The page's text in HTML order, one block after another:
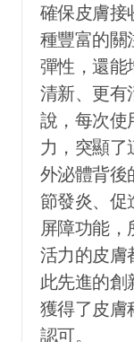
確保皮膚接
種豐富的關
彈性，還能
清新、更有
說，每次使
力，突顯了
外泌體背後
節發炎、促
屏障功能，
活力的皮膚
此先進的創
獲得了皮膚
認可。